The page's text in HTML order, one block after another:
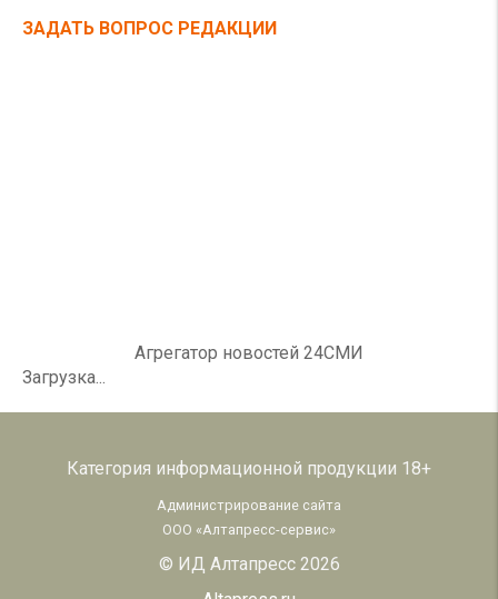
ЗАДАТЬ ВОПРОС РЕДАКЦИИ
Агрегатор новостей 24СМИ
Загрузка...
Категория информационной продукции 18+
Администрирование сайта
ООО «Алтапресс-сервис»
© ИД Алтапресс 2026